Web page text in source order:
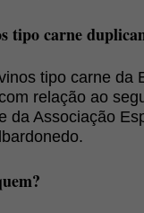
tipo carne
tipo carne da
relação ao
da Associação